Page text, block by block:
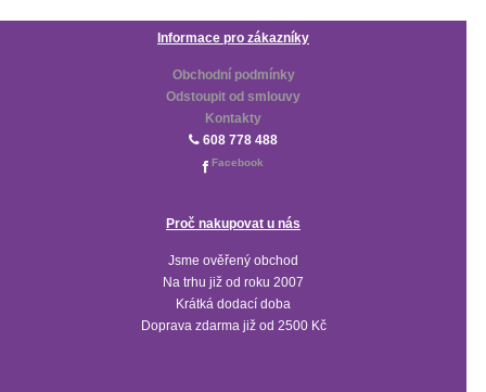
Informace pro zákazníky
Obchodní podmínky
Odstoupit od smlouvy
Kontakty
608 778 488
Facebook
Proč nakupovat u nás
Jsme ověřený obchod
Na trhu již od roku 2007
Krátká dodací doba
Doprava zdarma již od 2500 Kč